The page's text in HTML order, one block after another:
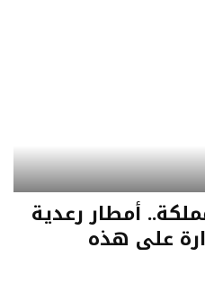
أمطار رعدية
على هذه